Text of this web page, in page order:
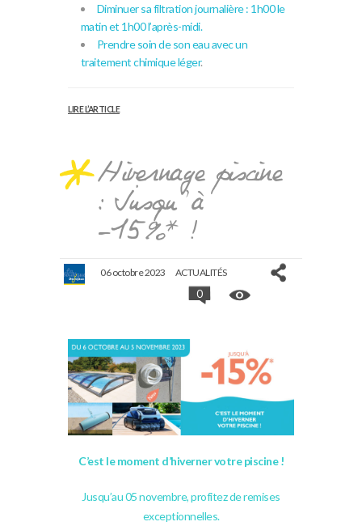
Diminuer sa filtration journalière : 1h00 le
matin et 1h00 l’après-midi.
Prendre soin de son eau avec un
traitement chimique léger.
LIRE L’ARTICLE
Hivernage piscine
: Jusqu’à
-15%* !
06 octobre 2023 ACTUALITÉS
0
C’est le moment d’hiverner votre piscine !
Jusqu’au 05 novembre, profitez de remises
exceptionnelles.